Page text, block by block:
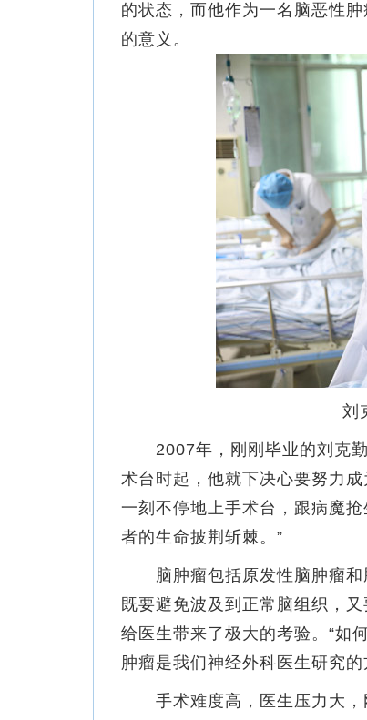
的状态，而他作为一名脑恶性
的意义。
刘
2007年，刚刚毕业的刘克勤
术台时起，他就下决心要努力成
一刻不停地上手术台，跟病魔
者的生命披荆斩棘。”
脑肿瘤包括原发性脑肿瘤和
既要避免波及到正常脑组织，
给医生带来了极大的考验。“如
肿瘤是我们神经外科医生研究的
手术难度高，医生压力大，